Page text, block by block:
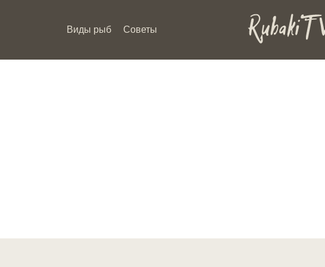
Виды рыб Советы